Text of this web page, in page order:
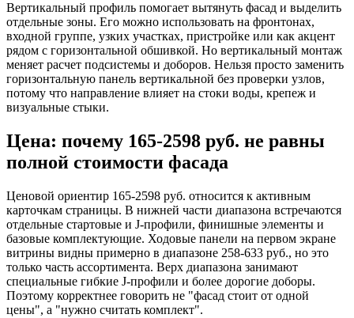
Вертикальный профиль помогает вытянуть фасад и выделить
отдельные зоны. Его можно использовать на фронтонах,
входной группе, узких участках, пристройке или как акцент
рядом с горизонтальной обшивкой. Но вертикальный монтаж
меняет расчет подсистемы и доборов. Нельзя просто заменить
горизонтальную панель вертикальной без проверки узлов,
потому что направление влияет на стоки воды, крепеж и
визуальные стыки.
Цена: почему 165-2598 руб. не равны
полной стоимости фасада
Ценовой ориентир 165-2598 руб. относится к активным
карточкам страницы. В нижней части диапазона встречаются
отдельные стартовые и J-профили, финишные элементы и
базовые комплектующие. Ходовые панели на первом экране
витрины видны примерно в диапазоне 258-633 руб., но это
только часть ассортимента. Верх диапазона занимают
специальные гибкие J-профили и более дорогие доборы.
Поэтому корректнее говорить не "фасад стоит от одной
цены", а "нужно считать комплект".